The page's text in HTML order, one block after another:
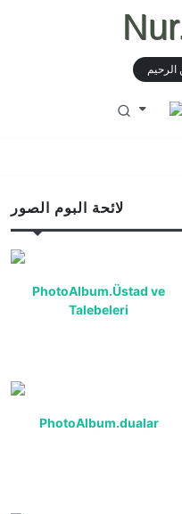
الرحيم
لائحة البوم الصور
PhotoAlbum.Üstad ve
Talebeleri
PhotoAlbum.dualar